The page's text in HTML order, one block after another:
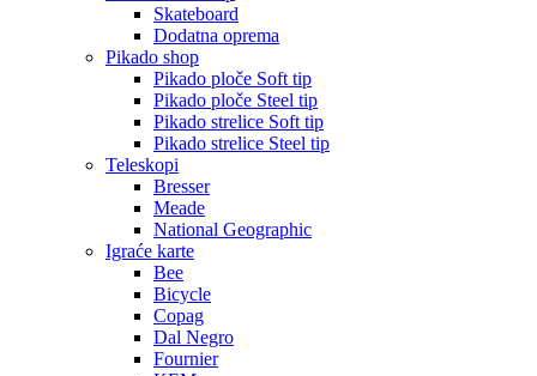
Skateboard
Dodatna oprema
Pikado shop
Pikado ploče Soft tip
Pikado ploče Steel tip
Pikado strelice Soft tip
Pikado strelice Steel tip
Teleskopi
Bresser
Meade
National Geographic
Igraće karte
Bee
Bicycle
Copag
Dal Negro
Fournier